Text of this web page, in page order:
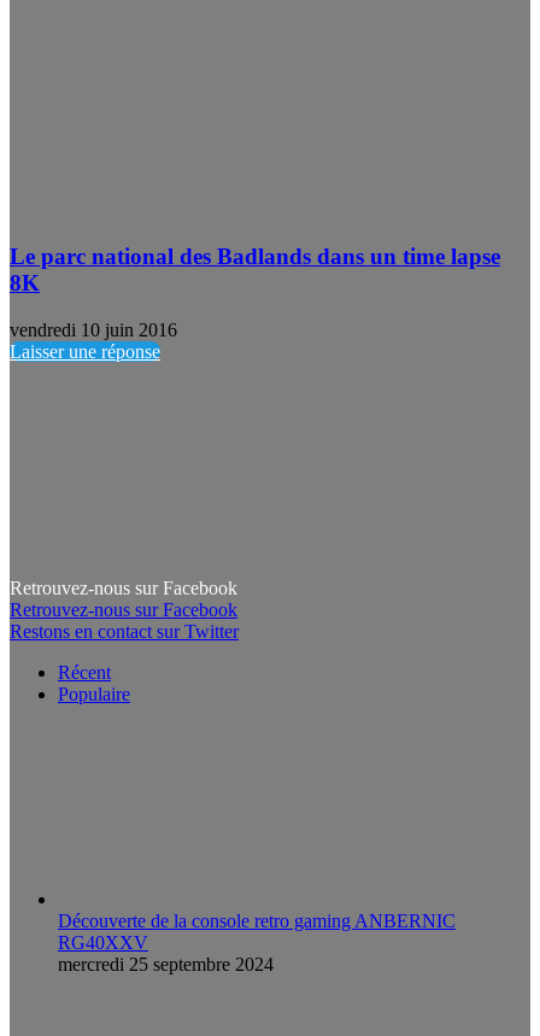
Le parc national des Badlands dans un time lapse
8K
vendredi 10 juin 2016
Laisser une réponse
Retrouvez-nous sur Facebook
Retrouvez-nous sur Facebook
Restons en contact sur Twitter
Récent
Populaire
Découverte de la console retro gaming ANBERNIC
RG40XXV
mercredi 25 septembre 2024